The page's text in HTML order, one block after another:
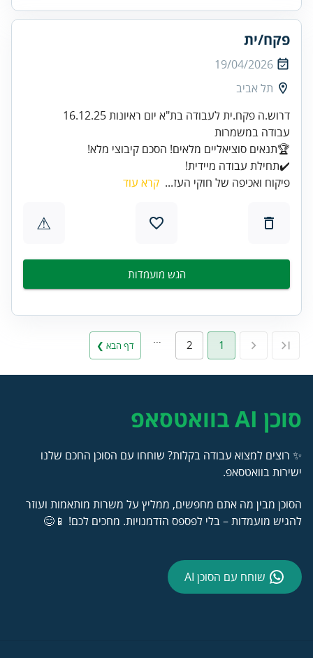
פקח/ית
19/04/2026
תל אביב
✔️תחילת עבודה מיידית!
פיקוח ואכיפה של חוקי העז... קרא עוד
⚠
הגש מועמדות
1
2 דף הבא ❯
סוכן AI בוואטסאפ
✨ רוצים למצוא עבודה בקלות? שוחחו עם הסוכן החכם שלנו
ישירות בוואטסאפ.
הסוכן מבין מה אתם מחפשים, ממליץ על משרות מותאמות ועוזר
להגיש מועמדות – בלי לפספס הזדמנויות. מחכים לכם! 📱😊
שוחח עם הסוכן AI